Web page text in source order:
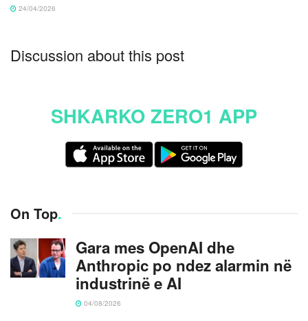
24/04/2026
Discussion about this post
SHKARKO ZERO1 APP
On Top.
Gara mes OpenAI dhe
Anthropic po ndez alarmin në
industrinë e AI
04/08/2026